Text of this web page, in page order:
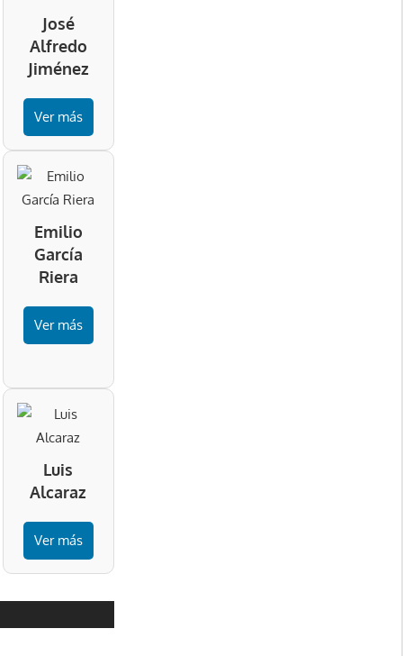
José
Alfredo
Jiménez
Ver más
Emilio
García
Riera
Ver más
Luis
Alcaraz
Ver más